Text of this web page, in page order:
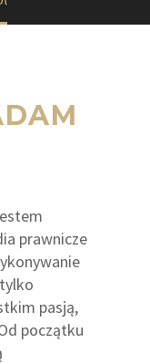
prawnicze
pasją,
początku